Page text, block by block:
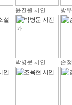
윤진원 시인 방
박병문 시인 손